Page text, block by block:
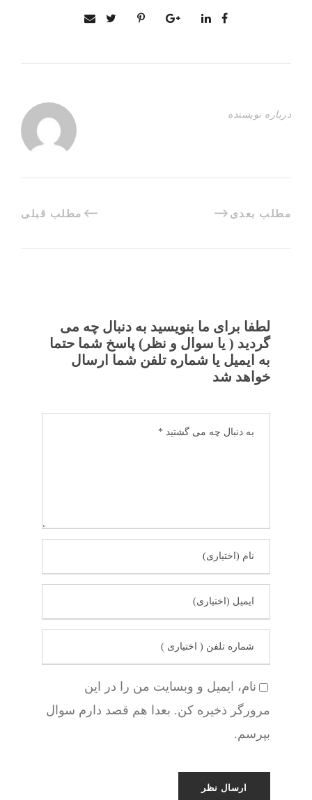
درباره نویسنده
مطلب قبلی مطلب بعدی
لطفا برای ما بنویسید به دنبال چه می
گردید ( یا سوال و نظر) پاسخ شما حتما
به ایمیل یا شماره تلفن شما ارسال
خواهد شد
نام، ایمیل و وبسایت من را در این
مرورگر ذخیره کن. بعدا هم قصد دارم سوال
بپرسم.